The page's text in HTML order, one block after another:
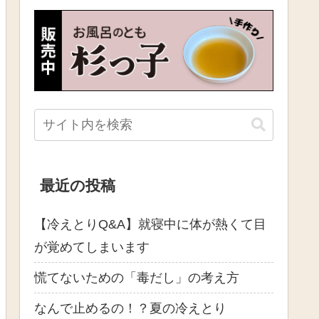
最近の投稿
【冷えとりQ&A】就寝中に体が熱くて目
が覚めてしまいます
慌てないための「毒だし」の考え方
なんで止めるの！？夏の冷えとり